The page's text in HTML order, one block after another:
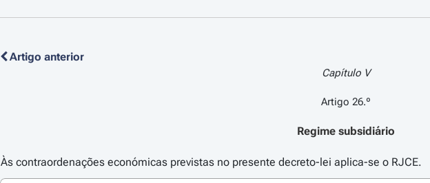
Artigo anterior
Capítulo V
Artigo 26.º
Regime subsidiário
Às contraordenações económicas previstas no presente decreto-lei aplica-se o RJCE.